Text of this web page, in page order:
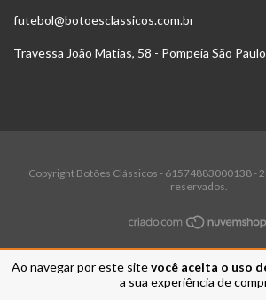
Ao navegar por este sitevocê aceita o uso
a sua experiência de
futebol@botoesclassicos.com.br
Travessa João Matias, 58 - Pompeia São
Copyright Botões Clássicos - 61574883000138 -
reservados.